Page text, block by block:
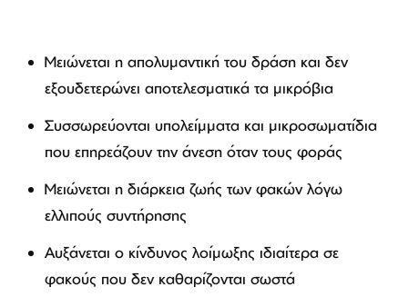
Μειώνεται η απολυμαντική του δράση και δεν
εξουδετερώνει αποτελεσματικά τα μικρόβια
Συσσωρεύονται υπολείμματα και μικροσωματίδια
που επηρεάζουν την άνεση όταν τους φοράς
Μειώνεται η διάρκεια ζωής των φακών λόγω
ελλιπούς συντήρησης
Αυξάνεται ο κίνδυνος λοίμωξης ιδιαίτερα σε
φακούς που δεν καθαρίζονται σωστά